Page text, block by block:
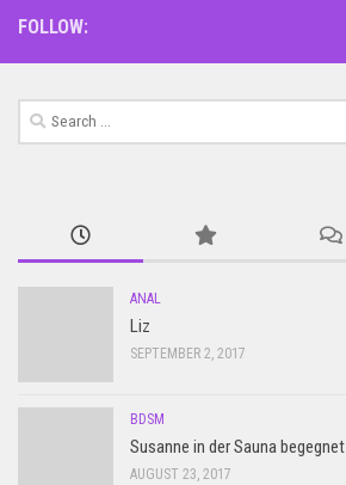
FOLLOW:
Search
for:
ANAL
Liz
SEPTEMBER 2, 2017
BDSM
Susanne in der Sauna begegnet
AUGUST 23, 2017